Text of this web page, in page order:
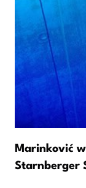
Marinković
Starnberger